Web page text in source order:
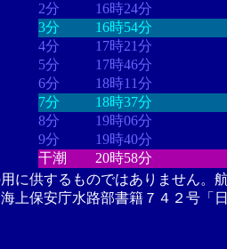
2分
16時24分
3分
16時54分
4分
17時21分
5分
17時46分
6分
18時11分
7分
18時37分
8分
19時06分
9分
19時40分
干潮
20時58分
に供するものではありません。
上保安庁水路部書籍７４２号「